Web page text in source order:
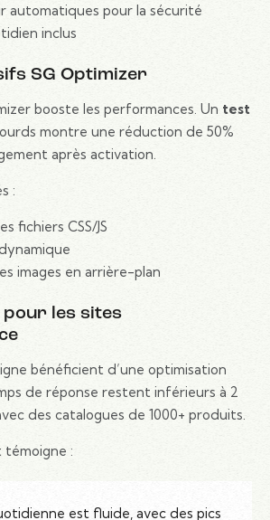
automatiques pour la sécurité
inclus
SG Optimizer
booste les performances. Un test
montre une réduction de 50%
après activation.
:
fichiers CSS/JS
images en arrière-plan
les sites
bénéficient d’une optimisation
de réponse restent inférieurs à 2
des catalogues de 1000+ produits.
:
est fluide, avec des pics